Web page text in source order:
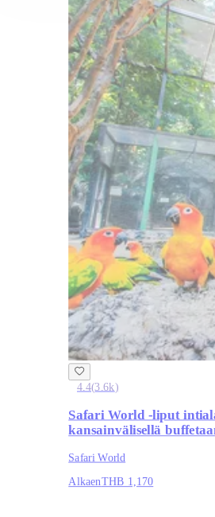
4.4(3.6k)
Safari World -liput
kansainvälisellä
Safari World
AlkaenTHB 1,170